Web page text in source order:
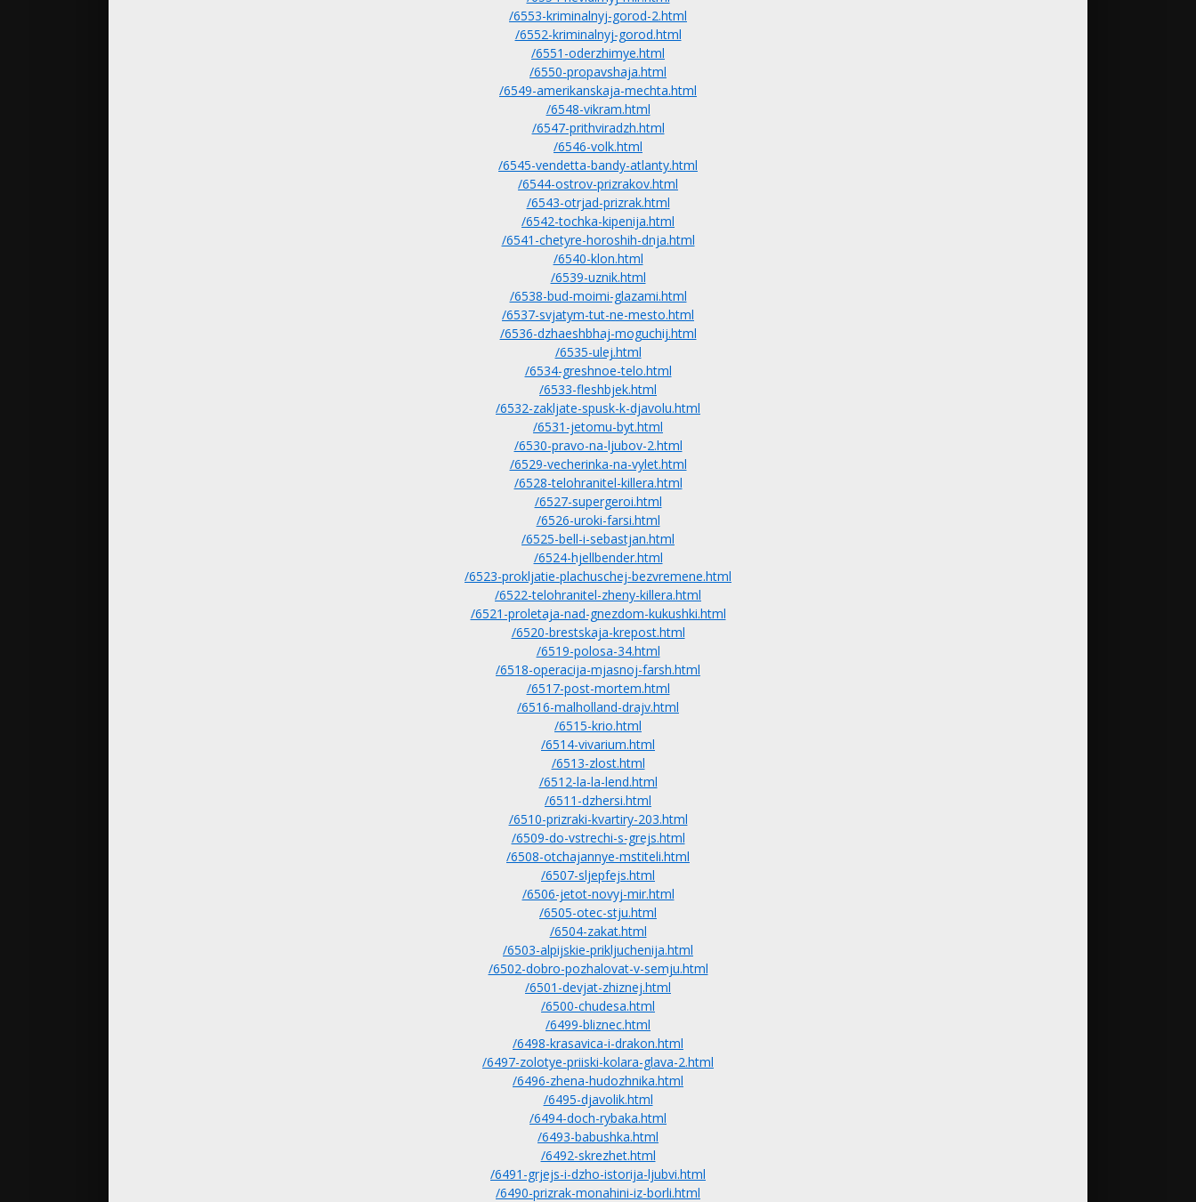
/6553-kriminalnyj-gorod-2.html
/6552-kriminalnyj-gorod.html
/6551-oderzhimye.html
/6550-propavshaja.html
/6549-amerikanskaja-mechta.html
/6548-vikram.html
/6547-prithviradzh.html
/6546-volk.html
/6545-vendetta-bandy-atlanty.html
/6544-ostrov-prizrakov.html
/6543-otrjad-prizrak.html
/6542-tochka-kipenija.html
/6541-chetyre-horoshih-dnja.html
/6540-klon.html
/6539-uznik.html
/6538-bud-moimi-glazami.html
/6537-svjatym-tut-ne-mesto.html
/6536-dzhaeshbhaj-moguchij.html
/6535-ulej.html
/6534-greshnoe-telo.html
/6533-fleshbjek.html
/6532-zakljate-spusk-k-djavolu.html
/6531-jetomu-byt.html
/6530-pravo-na-ljubov-2.html
/6529-vecherinka-na-vylet.html
/6528-telohranitel-killera.html
/6527-supergeroi.html
/6526-uroki-farsi.html
/6525-bell-i-sebastjan.html
/6524-hjellbender.html
/6523-prokljatie-plachuschej-bezvremene.html
/6522-telohranitel-zheny-killera.html
/6521-proletaja-nad-gnezdom-kukushki.html
/6520-brestskaja-krepost.html
/6519-polosa-34.html
/6518-operacija-mjasnoj-farsh.html
/6517-post-mortem.html
/6516-malholland-drajv.html
/6515-krio.html
/6514-vivarium.html
/6513-zlost.html
/6512-la-la-lend.html
/6511-dzhersi.html
/6510-prizraki-kvartiry-203.html
/6509-do-vstrechi-s-grejs.html
/6508-otchajannye-mstiteli.html
/6507-sljepfejs.html
/6506-jetot-novyj-mir.html
/6505-otec-stju.html
/6504-zakat.html
/6503-alpijskie-prikljuchenija.html
/6502-dobro-pozhalovat-v-semju.html
/6501-devjat-zhiznej.html
/6500-chudesa.html
/6499-bliznec.html
/6498-krasavica-i-drakon.html
/6497-zolotye-priiski-kolara-glava-2.html
/6496-zhena-hudozhnika.html
/6495-djavolik.html
/6494-doch-rybaka.html
/6493-babushka.html
/6492-skrezhet.html
/6491-grjejs-i-dzho-istorija-ljubvi.html
/6490-prizrak-monahini-iz-borli.html